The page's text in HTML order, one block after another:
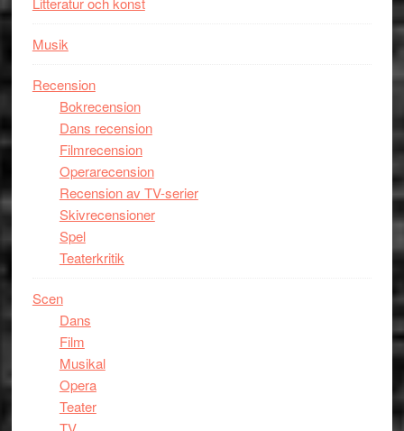
Musik
Recension
Bokrecension
Dans recension
Filmrecension
Operarecension
Recension av TV-serier
Skivrecensioner
Spel
Teaterkritik
Scen
Dans
Film
Musikal
Opera
Teater